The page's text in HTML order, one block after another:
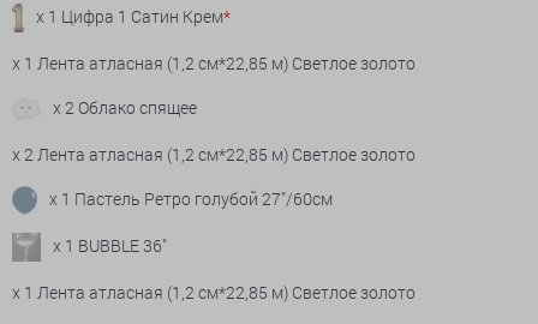
x 1 Цифра 1 Сатин Крем*
x 1 Лента атласная (1,2 см*22,85 м) Светлое золото
x 2 Облако спящее
x 2 Лента атласная (1,2 см*22,85 м) Светлое золото
x 1 Пастель Ретро голубой 27"/60см
x 1 BUBBLE 36"
x 1 Лента атласная (1,2 см*22,85 м) Светлое золото